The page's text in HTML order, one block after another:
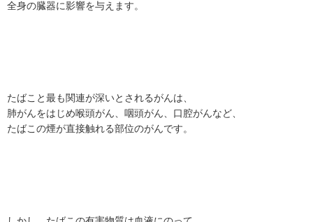
全身の臓器に影響を与えます。
たばこと最も関連が深いとされるがんは、
肺がんをはじめ喉頭がん、咽頭がん、口腔がんなど、
たばこの煙が直接触れる部位のがんです。